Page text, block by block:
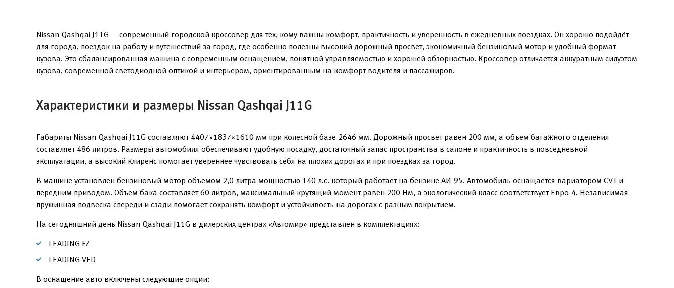
Nissan Qashqai J11G — современный городской кроссовер для тех, кому важны комфорт, практичность и уверенность в ежедневных поездках. Он хорошо подойдёт
для города, поездок на работу и путешествий за город, где особенно полезны высокий дорожный просвет, экономичный бензиновый мотор и удобный формат
кузова. Это сбалансированная машина с современным оснащением, понятной управляемостью и хорошей обзорностью. Кроссовер отличается аккуратным силуэтом
кузова, современной светодиодной оптикой и интерьером, ориентированным на комфорт водителя и пассажиров.
Характеристики и размеры Nissan Qashqai J11G
Габариты Nissan Qashqai J11G составляют 4407×1837×1610 мм при колесной базе 2646 мм. Дорожный просвет равен 200 мм, а объем багажного отделения
составляет 486 литров. Размеры автомобиля обеспечивают удобную посадку, достаточный запас пространства в салоне и практичность в повседневной
эксплуатации, а высокий клиренс помогает увереннее чувствовать себя на плохих дорогах и при поездках за город.
В машине установлен бензиновый мотор объемом 2,0 литра мощностью 140 л.с. который работает на бензине АИ-95. Автомобиль оснащается вариатором CVT и
передним приводом. Объем бака составляет 60 литров, максимальный крутящий момент равен 200 Нм, а экологический класс соответствует Евро-4. Независимая
пружинная подвеска спереди и сзади помогает сохранять комфорт и устойчивость на дорогах с разным покрытием.
На сегодняшний день Nissan Qashqai J11G в дилерских центрах «Автомир» представлен в комплектациях:
LEADING FZ
LEADING VED
В оснащение авто включены следующие опции: